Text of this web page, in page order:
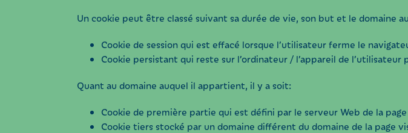
Un cookie peut être classé suivant sa durée de vie, son but et le domaine
Cookie de session qui est effacé lorsque l’utilisateur ferme le
Cookie persistant qui reste sur l’ordinateur / l’appareil de
Quant au domaine auquel il appartient, il y a soit:
Cookie de première partie qui est défini par le serveur Web de la
Cookie tiers stocké par un domaine différent du domaine de la page